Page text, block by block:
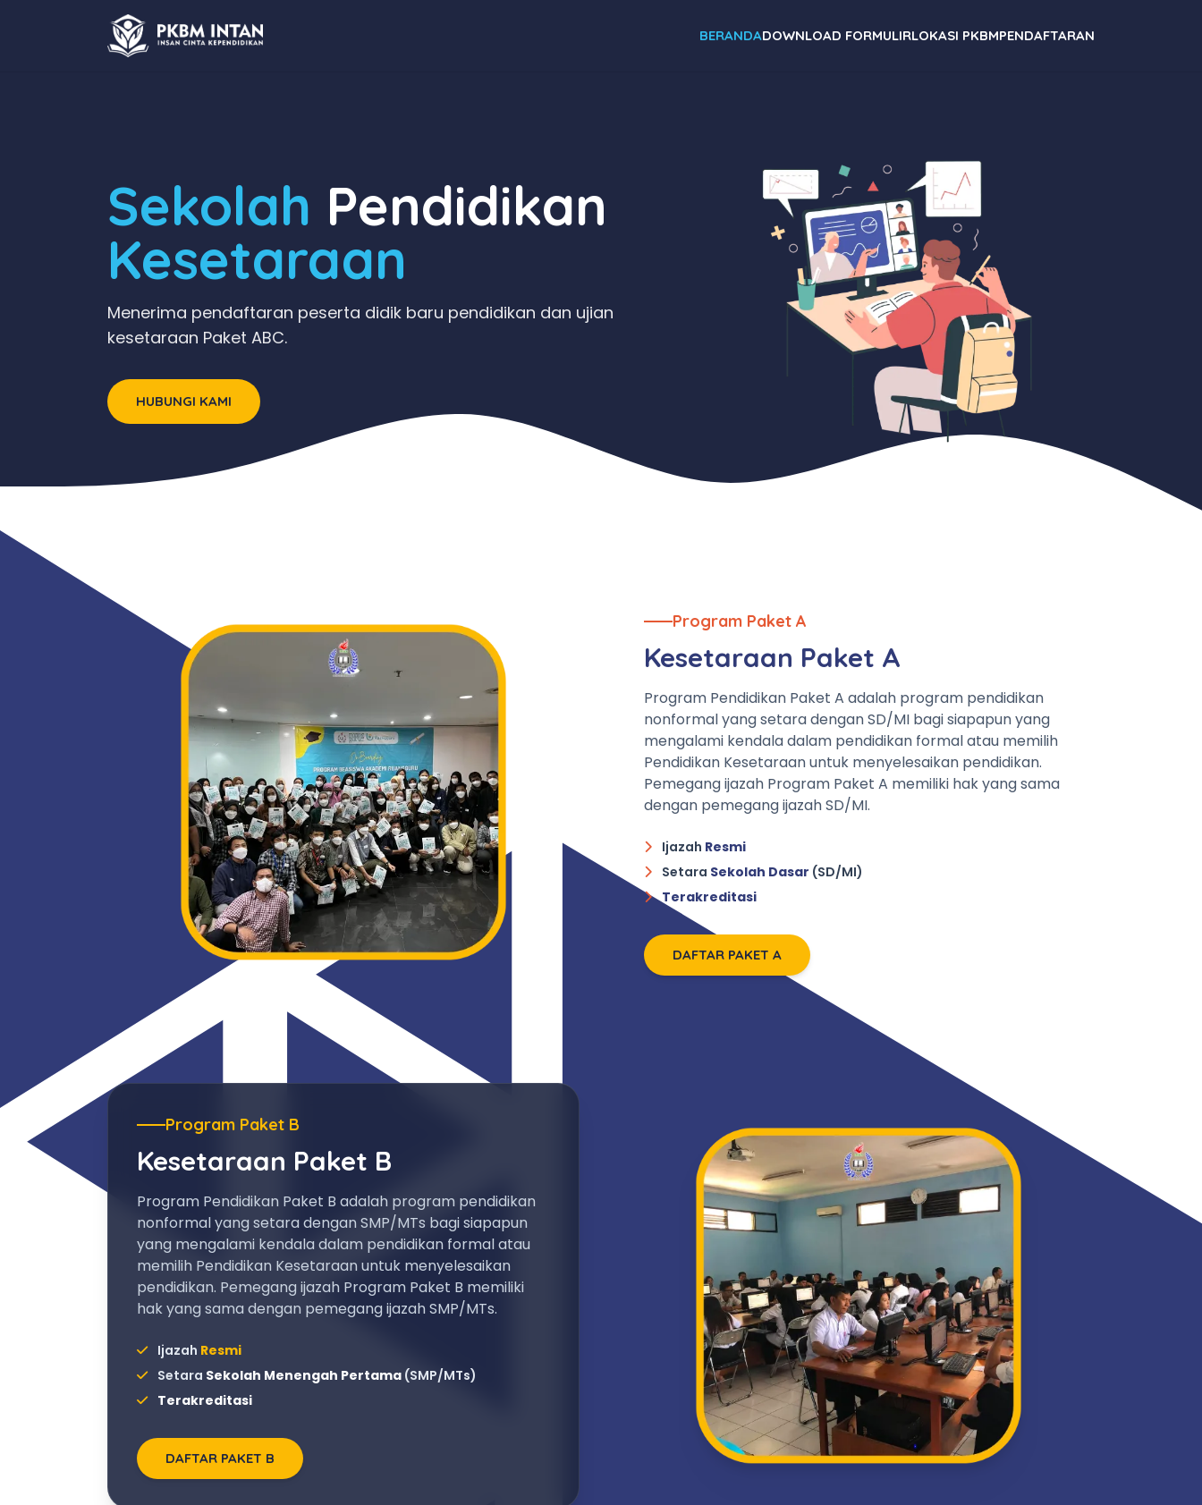
BERANDADOWNLOAD FORMULIRLOKASI PKBMPENDAFTARAN
Sekolah Pendidikan
Kesetaraan
Menerima pendaftaran peserta didik baru pendidikan dan ujian
kesetaraan Paket ABC.
HUBUNGI KAMI
Program Paket A
Kesetaraan Paket A
Program Pendidikan Paket A adalah program pendidikan
nonformal yang setara dengan SD/MI bagi siapapun yang
mengalami kendala dalam pendidikan formal atau memilih
Pendidikan Kesetaraan untuk menyelesaikan pendidikan.
Pemegang ijazah Program Paket A memiliki hak yang sama
dengan pemegang ijazah SD/MI.
Ijazah Resmi
Setara Sekolah Dasar (SD/MI)
Terakreditasi
DAFTAR PAKET A
Program Paket B
Kesetaraan Paket B
Program Pendidikan Paket B adalah program pendidikan
nonformal yang setara dengan SMP/MTs bagi siapapun
yang mengalami kendala dalam pendidikan formal atau
memilih Pendidikan Kesetaraan untuk menyelesaikan
pendidikan. Pemegang ijazah Program Paket B memiliki
hak yang sama dengan pemegang ijazah SMP/MTs.
Ijazah Resmi
Setara Sekolah Menengah Pertama (SMP/MTs)
Terakreditasi
DAFTAR PAKET B